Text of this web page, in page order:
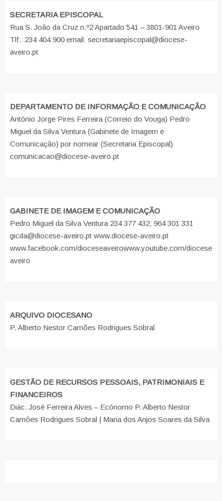
SECRETARIA EPISCOPAL
Rua S. João da Cruz n.º2 Apartado 541 – 3801-901 Aveiro
Tlf.: 234 404 900 email: secretariaepiscopal@diocese-
aveiro.pt
DEPARTAMENTO DE INFORMAÇÃO E COMUNICAÇÃO
António Jorge Pires Ferreira (Correio do Vouga) Pedro
Miguel da Silva Ventura (Gabinete de Imagem e
Comunicação) por nomear (Secretaria Episcopal)
comunicacao@diocese-aveiro.pt
GABINETE DE IMAGEM E COMUNICAÇÃO
Pedro Miguel da Silva Ventura 234 377 432; 964 301 331
gicda@diocese-aveiro.pt www.diocese-aveiro.pt
www.facebook.com/dioceseaveirowww.youtube.com/diocese
aveiro
ARQUIVO DIOCESANO
P. Alberto Nestor Camões Rodrigues Sobral
GESTÃO DE RECURSOS PESSOAIS, PATRIMONIAIS E
FINANCEIROS
Diác. José Ferreira Alves – Ecónomo P. Alberto Nestor
Camões Rodrigues Sobral | Maria dos Anjos Soares da Silva